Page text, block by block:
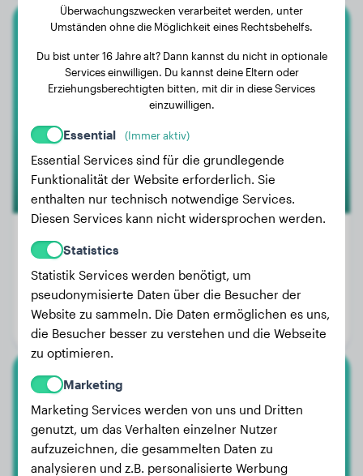
Vanadium
Gewicht:
Alter:
2 Jahre, 3 Monate
Geschlecht:
Hündinn
Jack Russell Terrier
Cofy
Überwachungszwecken verarbeitet werden, unter
Umständen ohne die Möglichkeit eines Rechtsbehelfs.
Du bist unter 16 Jahre alt? Dann kannst du nicht in optionale
Services einwilligen. Du kannst deine Eltern oder
Erziehungsberechtigten bitten, mit dir in diese Services
einzuwilligen.
Essential (Immer aktiv)
Essential Services sind für die grundlegende
Funktionalität der Website erforderlich. Sie
enthalten nur technisch notwendige Services.
Diesen Services kann nicht widersprochen werden.
Statistics
Statistik Services werden benötigt, um
pseudonymisierte Daten über die Besucher der
Website zu sammeln. Die Daten ermöglichen es uns,
die Besucher besser zu verstehen und die Webseite
zu optimieren.
Marketing
Marketing Services werden von uns und Dritten
genutzt, um das Verhalten einzelner Nutzer
aufzuzeichnen, die gesammelten Daten zu
analysieren und z.B. personalisierte Werbung